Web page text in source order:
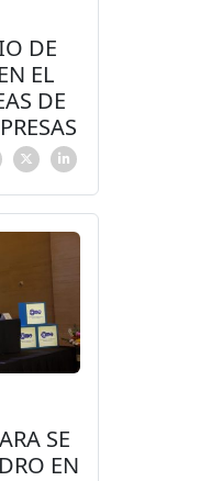
DE
EL
DE
SE
EN